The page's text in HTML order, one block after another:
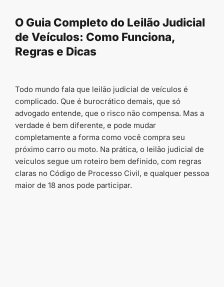
O Guia Completo do Leilão Judicial
de Veículos: Como Funciona,
Regras e Dicas
Todo mundo fala que leilão judicial de veículos é
complicado. Que é burocrático demais, que só
advogado entende, que o risco não compensa. Mas a
verdade é bem diferente, e pode mudar
completamente a forma como você compra seu
próximo carro ou moto. Na prática, o leilão judicial de
veículos segue um roteiro bem definido, com regras
claras no Código de Processo Civil, e qualquer pessoa
maior de 18 anos pode participar.